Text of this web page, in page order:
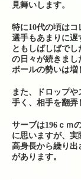
見舞いします。
特に10代の頃は
選手もあまりに遅
ともしばしばで
の日々が続きまし
ボールの勢いは増
また、ドロップ
手く、相手を翻弄
サーブは196ｃｍ
に思いますが、
高身長から繰り出
があります。